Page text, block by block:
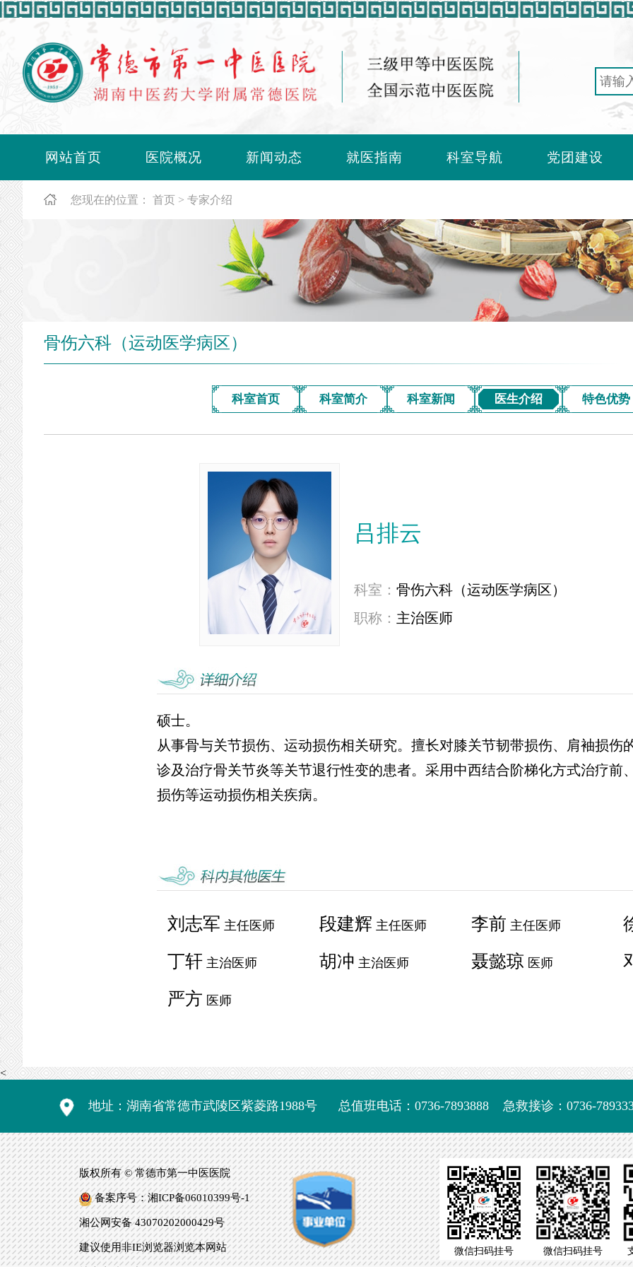
网站首页 医院概况 新闻动态 就医指南 科室导航 党团建设
您现在的位置： 首页 专家介绍
骨伤六科（运动医学病区）
科室首页 科室简介 科室新闻 医生介绍 特色优势
吕排云
科室： 骨伤六科（运动医学病区）
职称： 主治医师
硕士。
从事骨与关节损伤、运动损伤相关研究。擅长对膝关节韧带损伤、肩袖损伤
诊及治疗骨关节炎等关节退行性变的患者。采用中西结合阶梯化方式治疗前
损伤等运动损伤相关疾病。
刘志军 主任医师 段建辉 主任医师 李前 主任医师
丁轩 主治医师 胡冲 主治医师 聂懿琼 医师
严方 医师
<
地址：湖南省常德市武陵区紫菱路1988号 总值班电话：0736-7893888 急救接诊：0736-
版权所有 © 常德市第一中医医院
备案序号：湘ICP备06010399号-1
湘公网安备 43070202000429号
建议使用非IE浏览器浏览本网站 微信扫码挂号 微信扫码挂号